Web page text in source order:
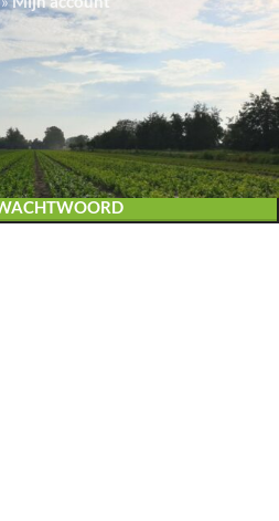
gebruikersnaam of e-mailadres in. Je
een nieuw wachtwoord in te stellen.